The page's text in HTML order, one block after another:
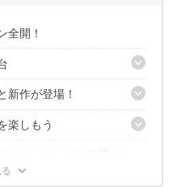
全開！
ルドは2サイズ
新作が登場！
イイ
ネル2ルームハウス／LDX（デ
楽しもう
スリーピングバッグ C0